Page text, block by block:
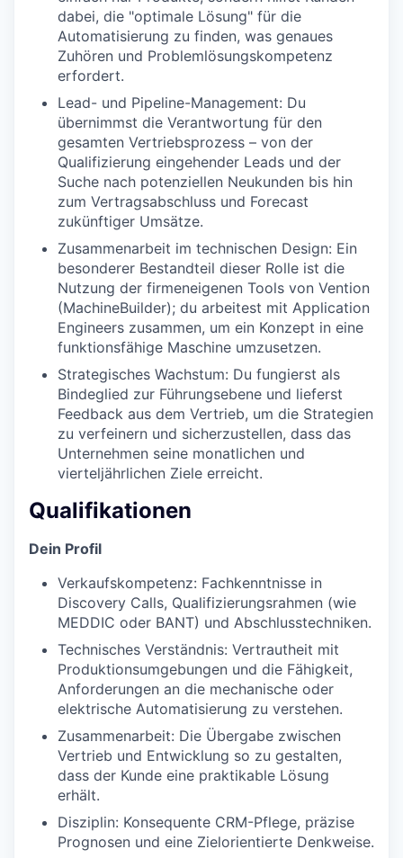
dabei, die "optimale Lösung" für die
Automatisierung zu finden, was genaues
Zuhören und Problemlösungskompetenz
erfordert.
Lead- und Pipeline-Management: Du
übernimmst die Verantwortung für den
gesamten Vertriebsprozess – von der
Qualifizierung eingehender Leads und der
Suche nach potenziellen Neukunden bis hin
zum Vertragsabschluss und Forecast
zukünftiger Umsätze.
Zusammenarbeit im technischen Design: Ein
besonderer Bestandteil dieser Rolle ist die
Nutzung der firmeneigenen Tools von Vention
(MachineBuilder); du arbeitest mit Application
Engineers zusammen, um ein Konzept in eine
funktionsfähige Maschine umzusetzen.
Strategisches Wachstum: Du fungierst als
Bindeglied zur Führungsebene und lieferst
Feedback aus dem Vertrieb, um die Strategien
zu verfeinern und sicherzustellen, dass das
Unternehmen seine monatlichen und
vierteljährlichen Ziele erreicht.
Qualifikationen
Dein Profil
Verkaufskompetenz: Fachkenntnisse in
Discovery Calls, Qualifizierungsrahmen (wie
MEDDIC oder BANT) und Abschlusstechniken.
Technisches Verständnis: Vertrautheit mit
Produktionsumgebungen und die Fähigkeit,
Anforderungen an die mechanische oder
elektrische Automatisierung zu verstehen.
Zusammenarbeit: Die Übergabe zwischen
Vertrieb und Entwicklung so zu gestalten,
dass der Kunde eine praktikable Lösung
erhält.
Disziplin: Konsequente CRM-Pflege, präzise
Prognosen und eine Zielorientierte Denkweise.